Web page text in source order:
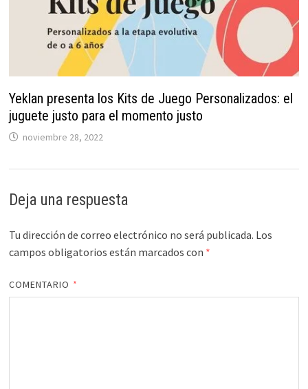
Yeklan presenta los Kits de Juego Personalizados: el
juguete justo para el momento justo
noviembre 28, 2022
Deja una respuesta
Tu dirección de correo electrónico no será publicada. Los
campos obligatorios están marcados con *
COMENTARIO *